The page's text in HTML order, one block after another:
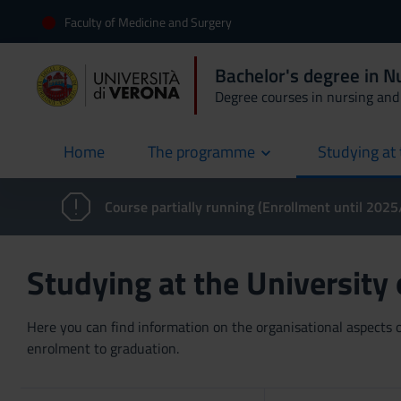
Faculty of Medicine and Surgery
Bachelor's degree in
Degree courses in nursing
Home
current The programme Studying
Course partially running (Enrollment until
Studying at the University
Here you can find information on the organisational
enrolment to graduation.